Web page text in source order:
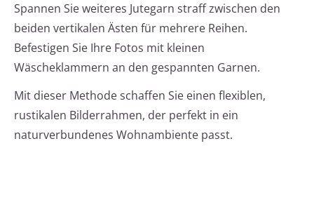
Spannen Sie weiteres Jutegarn straff zwischen den
beiden vertikalen Ästen für mehrere Reihen.
Befestigen Sie Ihre Fotos mit kleinen
Wäscheklammern an den gespannten Garnen.
Mit dieser Methode schaffen Sie einen flexiblen,
rustikalen Bilderrahmen, der perfekt in ein
naturverbundenes Wohnambiente passt.